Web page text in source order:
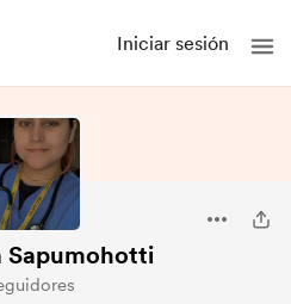
Iniciar sesión
Sapumohotti